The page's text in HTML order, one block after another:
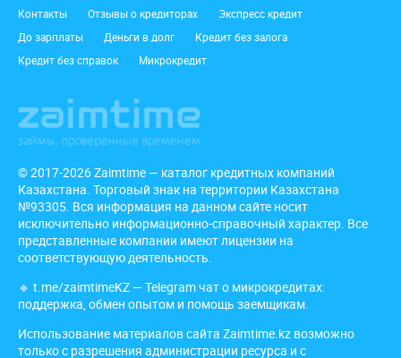
Подвал
Контакты Отзывы о кредиторах
Экспресс кредит
До зарплаты
Деньги в долг
Кредит без залога
Кредит без справок
Микрокредит
© 2017-2026 Zaimtime — каталог кредитных компаний
Казахстана. Торговый знак на территории Казахстана
№93305. Вся информация на данном сайте носит
исключительно информационно-справочный характер. Все
представленные компании имеют лицензии на
соответствующую деятельность.
🔹 t.me/zaimtimeKZ — Telegram чат о микрокредитах:
поддержка, обмен опытом и помощь заемщикам.
Использование материалов сайта Zaimtime.kz возможно
только с разрешения администрации ресурса и с